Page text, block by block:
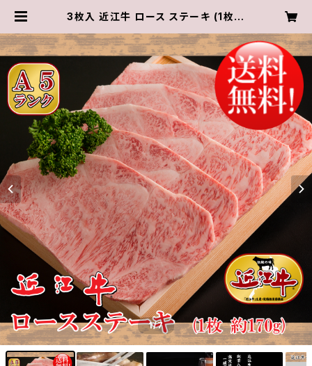
3枚入 近江牛 ロース ステーキ (1枚約
認定 」近江牛 ★ 送料無料 ★※一部
地域を除く | 近江肉の廣田オンライン
ショップ
1/7